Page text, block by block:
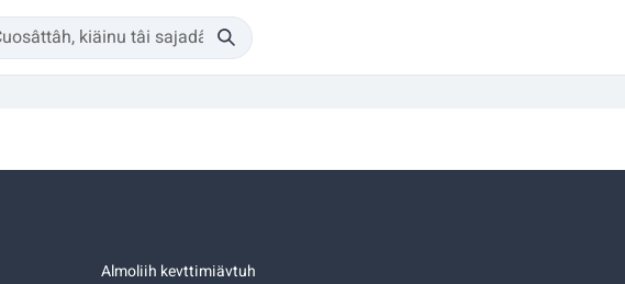
Almoliih kevttimiävtuh